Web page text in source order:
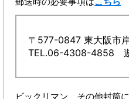
〒577-0847 東大阪市
TEL.06-4308-4858
ビックリマン、その他封筒